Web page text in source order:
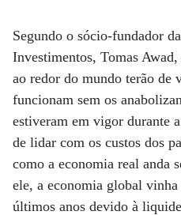
Segundo o sócio-fundador
Investimentos, Tomas
ao redor do mundo terão de
funcionam sem os
estiveram em vigor durante
de lidar com os custos dos
como a economia real anda
ele, a economia global
últimos anos devido à